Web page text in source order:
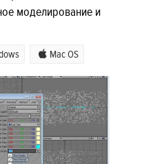
моделирование и
Mac OS